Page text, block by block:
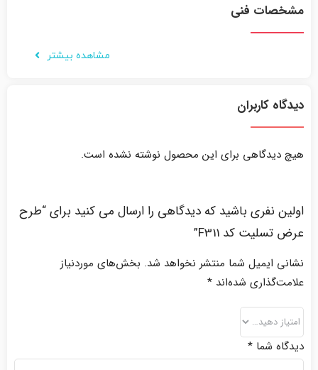
مشخصات فنی
مشاهده بیشتر
دیدگاه کاربران
هیچ دیدگاهی برای این محصول نوشته نشده است.
اولین نفری باشید که دیدگاهی را ارسال می کنید برای “طرح
عرض تسلیت کد F311”
نشانی ایمیل شما منتشر نخواهد شد. بخش‌های موردنیاز
علامت‌گذاری شده‌اند *
دیدگاه شما *